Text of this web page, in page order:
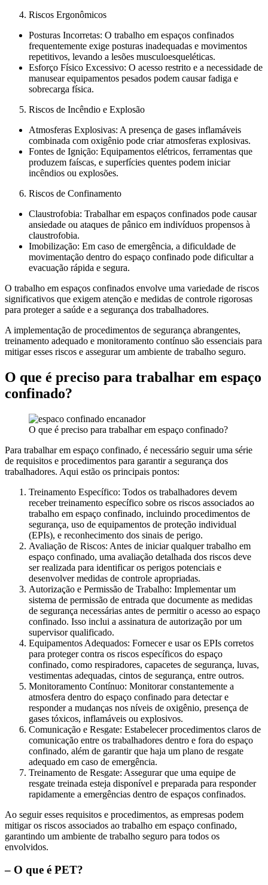
Riscos Ergonômicos
Posturas Incorretas: O trabalho em espaços confinados
frequentemente exige posturas inadequadas e movimentos
repetitivos, levando a lesões musculoesqueléticas.
Esforço Físico Excessivo: O acesso restrito e a necessidade de
manusear equipamentos pesados podem causar fadiga e
sobrecarga física.
Riscos de Incêndio e Explosão
Atmosferas Explosivas: A presença de gases inflamáveis
combinada com oxigênio pode criar atmosferas explosivas.
Fontes de Ignição: Equipamentos elétricos, ferramentas que
produzem faíscas, e superfícies quentes podem iniciar
incêndios ou explosões.
Riscos de Confinamento
Claustrofobia: Trabalhar em espaços confinados pode causar
ansiedade ou ataques de pânico em indivíduos propensos à
claustrofobia.
Imobilização: Em caso de emergência, a dificuldade de
movimentação dentro do espaço confinado pode dificultar a
evacuação rápida e segura.
O trabalho em espaços confinados envolve uma variedade de riscos
significativos que exigem atenção e medidas de controle rigorosas
para proteger a saúde e a segurança dos trabalhadores.
A implementação de procedimentos de segurança abrangentes,
treinamento adequado e monitoramento contínuo são essenciais para
mitigar esses riscos e assegurar um ambiente de trabalho seguro.
O que é preciso para trabalhar em espaço
confinado?
O que é preciso para trabalhar em espaço confinado?
Para trabalhar em espaço confinado, é necessário seguir uma série
de requisitos e procedimentos para garantir a segurança dos
trabalhadores. Aqui estão os principais pontos:
Treinamento Específico: Todos os trabalhadores devem
receber treinamento específico sobre os riscos associados ao
trabalho em espaço confinado, incluindo procedimentos de
segurança, uso de equipamentos de proteção individual
(EPIs), e reconhecimento dos sinais de perigo.
Avaliação de Riscos: Antes de iniciar qualquer trabalho em
espaço confinado, uma avaliação detalhada dos riscos deve
ser realizada para identificar os perigos potenciais e
desenvolver medidas de controle apropriadas.
Autorização e Permissão de Trabalho: Implementar um
sistema de permissão de entrada que documente as medidas
de segurança necessárias antes de permitir o acesso ao espaço
confinado. Isso inclui a assinatura de autorização por um
supervisor qualificado.
Equipamentos Adequados: Fornecer e usar os EPIs corretos
para proteger contra os riscos específicos do espaço
confinado, como respiradores, capacetes de segurança, luvas,
vestimentas adequadas, cintos de segurança, entre outros.
Monitoramento Contínuo: Monitorar constantemente a
atmosfera dentro do espaço confinado para detectar e
responder a mudanças nos níveis de oxigênio, presença de
gases tóxicos, inflamáveis ou explosivos.
Comunicação e Resgate: Estabelecer procedimentos claros de
comunicação entre os trabalhadores dentro e fora do espaço
confinado, além de garantir que haja um plano de resgate
adequado em caso de emergência.
Treinamento de Resgate: Assegurar que uma equipe de
resgate treinada esteja disponível e preparada para responder
rapidamente a emergências dentro de espaços confinados.
Ao seguir esses requisitos e procedimentos, as empresas podem
mitigar os riscos associados ao trabalho em espaço confinado,
garantindo um ambiente de trabalho seguro para todos os
envolvidos.
– O que é PET?